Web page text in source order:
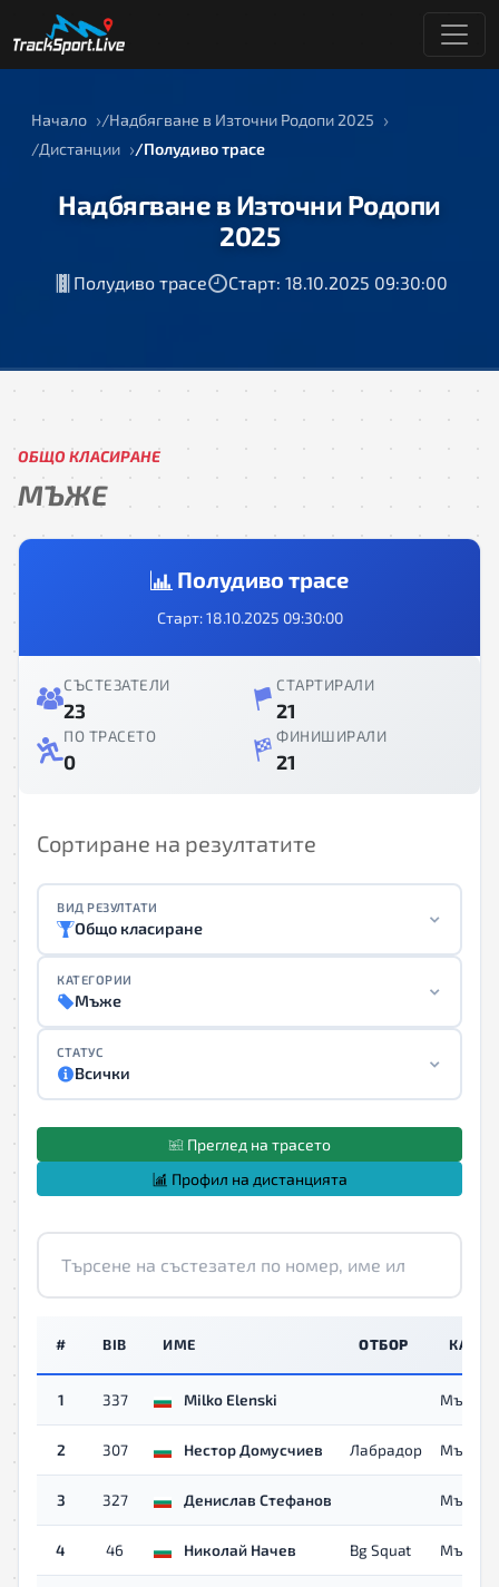
Начало
Надбягване в Източни Родопи 2025
Дистанции
Полудиво трасе
Надбягване в Източни Родопи
2025
Полудиво трасе Старт: 18.10.2025 09:30:00
ОБЩО КЛАСИРАНЕ
МЪЖЕ
Полудиво трасе
Старт: 18.10.2025 09:30:00
СЪСТЕЗАТЕЛИ
23
СТАРТИРАЛИ
21
ПО ТРАСЕТО
0
ФИНИШИРАЛИ
21
Сортиране на резултатите
ВИД РЕЗУЛТАТИ
Общо класиране
КАТЕГОРИИ
Мъже
СТАТУС
Всички
Преглед на трасето
Профил на дистанцията
# BIB ИМЕ ОТБОР
1 337 Milko Elenski Мъже
2 307 Нестор Домусчиев Лабрадор Мъже
3 327 Денислав Стефанов Мъже
4 46 Николай Начев Bg Squat Мъже